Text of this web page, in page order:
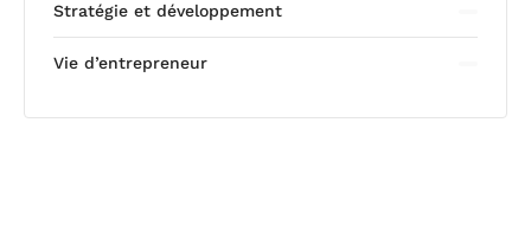
Stratégie et développement
Vie d’entrepreneur